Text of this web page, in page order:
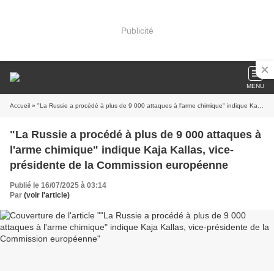
Publicité
MENU
Accueil » "La Russie a procédé à plus de 9 000 attaques à l'arme chimique" indique Kaja Kallas, vice-présidente de la Commission européenne
"La Russie a procédé à plus de 9 000 attaques à
l'arme chimique" indique Kaja Kallas, vice-
présidente de la Commission européenne
Publié le 16/07/2025 à 03:14
Par (voir l'article)